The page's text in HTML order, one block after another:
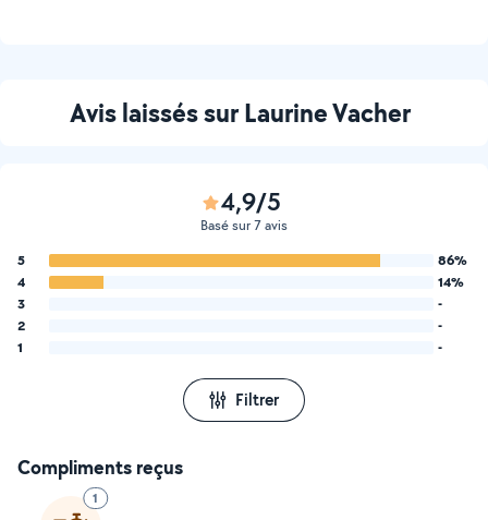
Avis laissés sur Laurine Vacher
4,9/5
Basé sur 7 avis
5
86%
4
14%
3
-
2
-
1
-
Filtrer
Compliments reçus
1